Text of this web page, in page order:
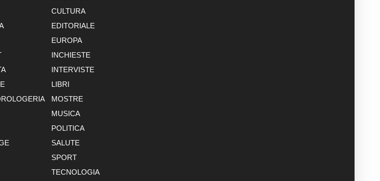
CULTURA
EDITORIALE
EUROPA
INCHIESTE
INTERVISTE
LIBRI
MOSTRE
MUSICA
POLITICA
SALUTE
SPORT
TECNOLOGIA